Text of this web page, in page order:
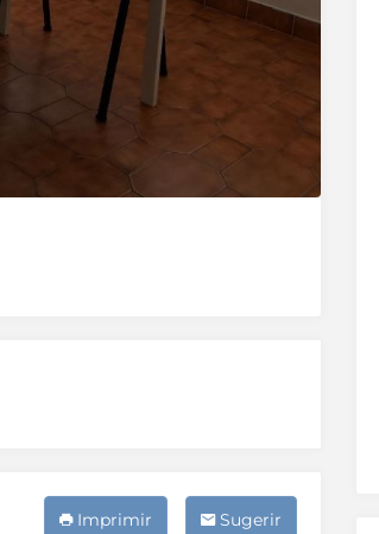
Sugerir
Imprimir